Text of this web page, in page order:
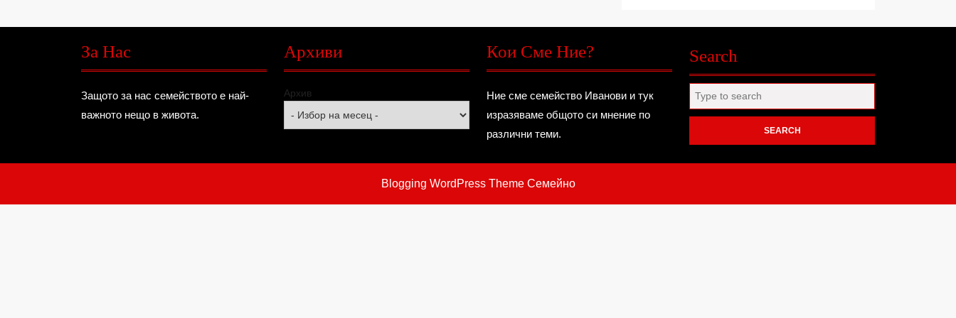
За Нас
Защото за нас семейството е най-
важното нещо в живота.
Архиви
Архив
Кои Сме Ние?
Ние сме семейство Иванови и тук
изразяваме общото си мнение по
различни теми.
Search
for:
Blogging WordPress ThemeСемейно